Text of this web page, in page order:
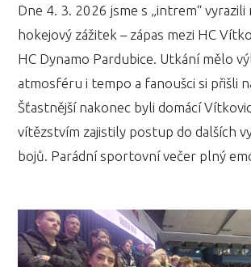
Dne 4. 3. 2026 jsme s „intrem“ vyrazili
hokejový zážitek – zápas mezi HC
HC Dynamo Pardubice. Utkání mělo
atmosféru i tempo a fanoušci si přišli
Šťastnější nakonec byli domácí
vítězstvím zajistily postup do dalších
bojů. Parádní sportovní večer plný